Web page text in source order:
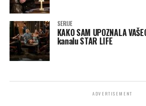
SERIJE
KAKO SAM UPOZNALA
kanalu STAR LIFE
ADVERTISEMENT